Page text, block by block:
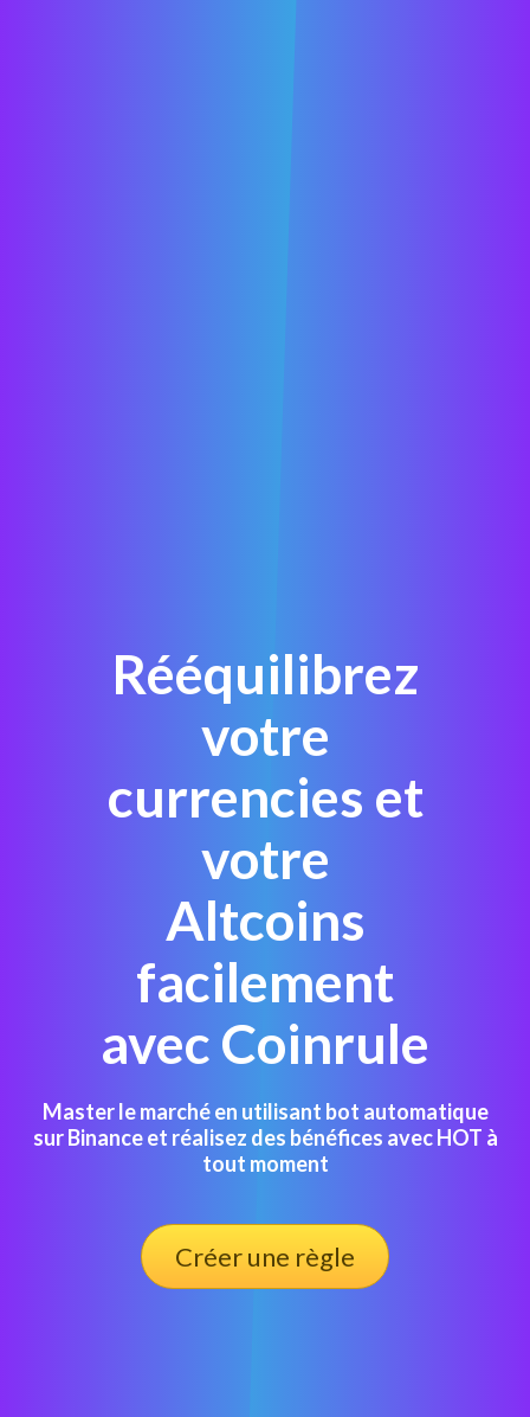
Rééquilibrez
votre
currencies et
votre
Altcoins
facilement
avec Coinrule
Master le marché en utilisant bot automatique
sur Binance et réalisez des bénéfices avec HOT à
tout moment
Créer une règle